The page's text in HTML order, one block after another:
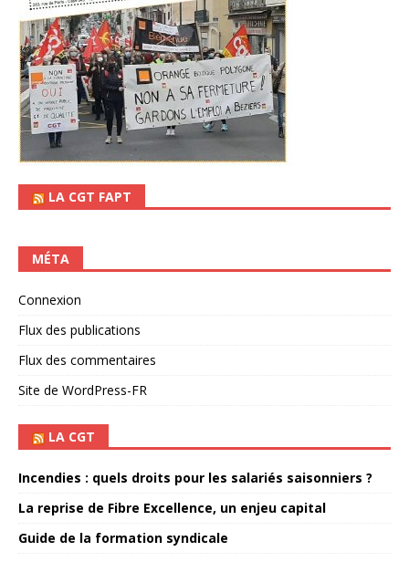
LA CGT FAPT
MÉTA
Connexion
Flux des publications
Flux des commentaires
Site de WordPress-FR
LA CGT
Incendies : quels droits pour les salariés saisonniers ?
La reprise de Fibre Excellence, un enjeu capital
Guide de la formation syndicale